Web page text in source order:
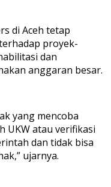
di Aceh tetap
proyek-
dan
anggaran besar.
yang mencoba
UKW atau verifikasi
dan tidak bisa
ujarnya.